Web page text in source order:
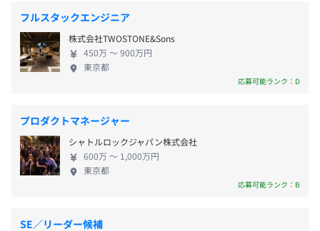
企業様が持つ全てのメッセージ送信業務を秒間3000件で
リアルタイムに送信し、緊急メッセージやメールマガジ
ン、業務メッセージなど優先度の高い順番に分け、即時に
届けることが可能。
◆大手証券会社向け 届出サイト
証券顧客から届出を行うレスポンシブなWebサイトの開
発。設計書の無い現行システムモジュール（WAR）を解
析するリバースエンジニアリングのシステム開発
◆大学向け 研究用WEBサイト
・住宅手当
・資格取得支援手当（受験料補助、教材費用補助）
・資格手当
└ネットワークスペシャリスト：2万円／2年
└データベーススペシャリスト：3万円／2年
└基本情報技術者：5000円／2年 等…
・通勤手当（実費支給）
・役職手当
・技術レポート手当
なく「主軸」としてご活躍いただけます。 案件あり
きの配属はおこないません！ あなたの「やりたいこ
と」「挑戦したいこと」を優先し、最適なプロジェ
クトをお任せします。 さらに、2024年9月より当社
代表が国のデジタル戦略を推進する「デジタル庁」
術力・知見・社会的信頼性が公的機関にも認められ
た証でもあります。 社員一人ひとりが誇りをもって
安心して長く働ける環境を整えています。 安定した
基盤があり、挑戦できる環境の整っている当社で、あ
なたの力を発揮してください！ 【事業内容】 ■プロ
フルスタックエンジニア
株式会社TWOSTONE&Sons
450万 〜 900万円
東京都
応募可能ランク：D
プロダクトマネージャー
シャトルロックジャパン株式会社
600万 〜 1,000万円
東京都
応募可能ランク：B
SE／リーダー候補